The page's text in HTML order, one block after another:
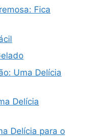
Fica
Uma Delícia
Delícia
Delícia para o